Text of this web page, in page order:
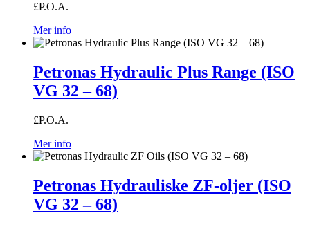
£P.O.A.
Mer info
Petronas Hydraulic Plus Range (ISO
VG 32 – 68)
£P.O.A.
Mer info
Petronas Hydrauliske ZF-oljer (ISO
VG 32 – 68)